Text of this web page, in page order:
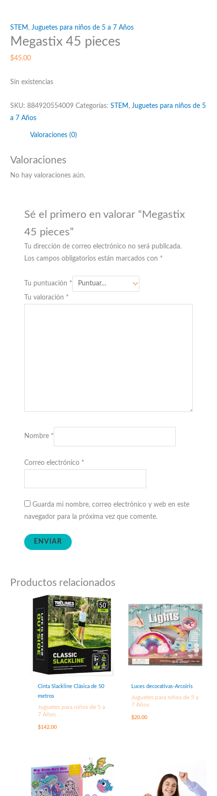
STEM ,Juguetes para niños de 5 a 7 Años
Megastix 45 pieces
$45.00
Sin existencias
SKU:884920554009 Categorías:STEM , Juguetes para niños de 5
a 7 Años
Valoraciones (0)
Valoraciones
No hay valoraciones aún.
Sé el primero en valorar “Megastix
45 pieces”
Tu dirección de correo electrónico no será publicada.
Los campos obligatorios están marcados con *
Tu puntuación *
Tu valoración *
Nombre *
Correo electrónico *
Guarda mi nombre, correo electrónico y web en este
navegador para la próxima vez que comente.
Productos relacionados
Cinta Slackline Clásica de 50
metros
Juguetes para niños de 5 a
7 Años
$142.00
Luces decorativas-Arcoiris
Juguetes para niños de 5 a
7 Años
$20.00